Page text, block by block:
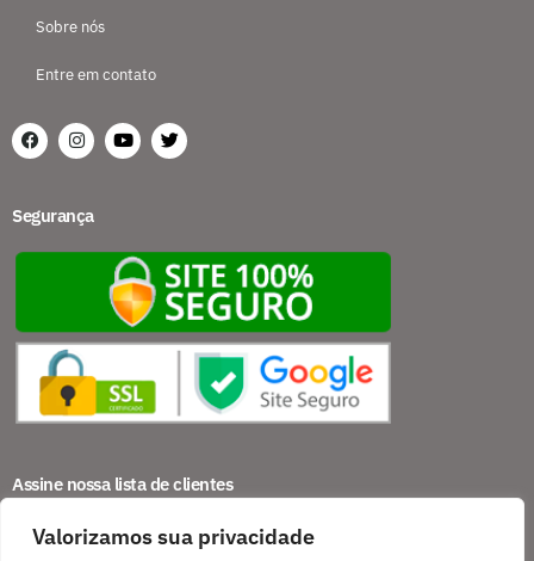
Valorizamos sua privacidade
Sobre nós
Entre em contato
Segurança
Assine nossa lista de clientes